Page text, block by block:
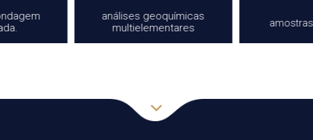
amostras geológicas. de